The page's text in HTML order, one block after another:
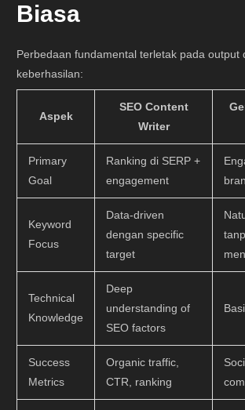
Biasa
Perbedaan fundamental terletak pada output
keberhasilan:
Aspek
SEO Content
Writer
Primary
Goal
Ranking di SERP +
engagement
Keyword
Focus
Data-driven
dengan specific
target
Technical
Knowledge
Deep
understanding of
SEO factors
Success
Metrics
Organic traffic,
CTR, ranking